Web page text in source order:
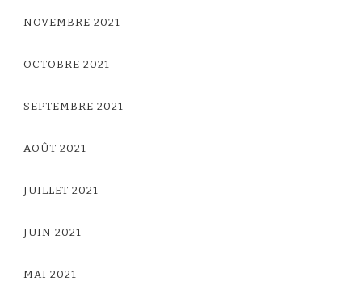
NOVEMBRE 2021
OCTOBRE 2021
SEPTEMBRE 2021
AOÛT 2021
JUILLET 2021
JUIN 2021
MAI 2021